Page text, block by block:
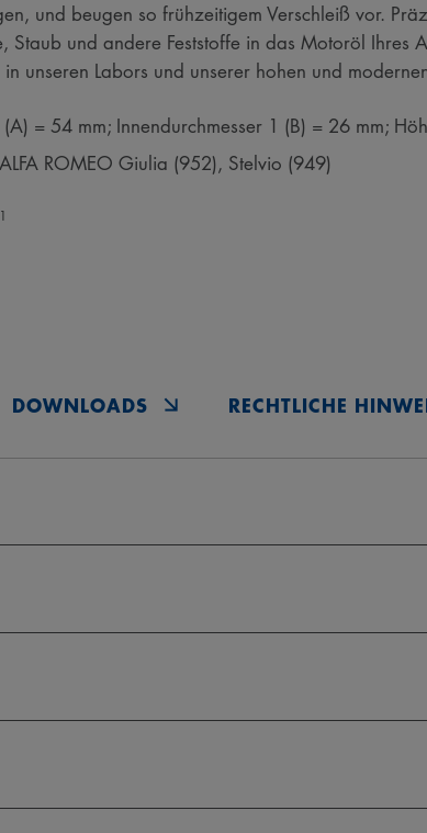
und beugen so frühzeitigem Verschleiß vor.
Staub und andere Feststoffe in das Motoröl Ihres
unseren Labors und unserer hohen und
= 54 mm; Innendurchmesser 1 (B) = 26 mm;
ROMEO Giulia (952), Stelvio (949)
DOWNLOADS RECHTLICHE